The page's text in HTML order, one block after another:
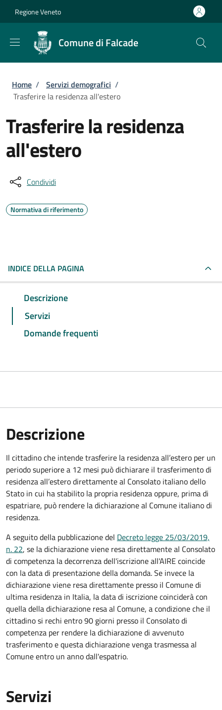
Regione Veneto
Comune di Falcade
Briciole di pane
Home / Servizi demografici /
Trasferire la residenza all'estero
Trasferire la residenza
all'estero
Condividi
Normativa di riferimento
INDICE DELLA PAGINA
Descrizione
Servizi
Domande frequenti
Descrizione
Il cittadino che intende trasferire la residenza all’estero per un
periodo superiore a 12 mesi può dichiarare il trasferimento di
residenza all’estero direttamente al Consolato italiano dello
Stato in cui ha stabilito la propria residenza oppure, prima di
espatriare, può rendere la dichiarazione al Comune italiano di
residenza.
A seguito della pubblicazione del Decreto legge 25/03/2019,
n. 22, se la dichiarazione viene resa direttamente al Consolato
di competenza la decorrenza dell'iscrizione all'AIRE coincide
con la data di presentazione della domanda. Se invece la
dichiarazione viene resa direttamente presso il Comune di
ultima residenza in Italia, la data di iscrizione coinciderà con
quella della dichiarazione resa al Comune, a condizione che il
cittadino si rechi entro 90 giorni presso il Consolato di
competenza per rendere la dichiarazione di avvenuto
trasferimento e questa dichiarazione venga trasmessa al
Comune entro un anno dall'espatrio.
Servizi